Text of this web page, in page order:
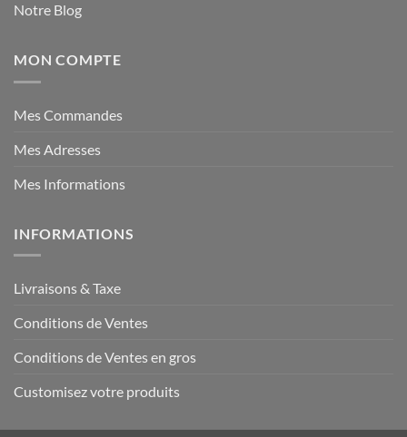
Notre Blog
MON COMPTE
Mes Commandes
Mes Adresses
Mes Informations
INFORMATIONS
Livraisons & Taxe
Conditions de Ventes
Conditions de Ventes en gros
Customisez votre produits